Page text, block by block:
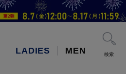
LADIES MEN 検索